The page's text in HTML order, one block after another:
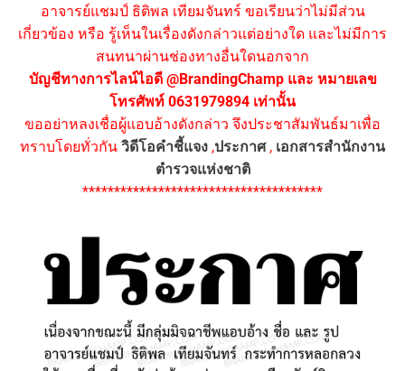
อาจารย์แชมป์ ธิติพล เทียมจันทร์ ขอเรียนว่าไม่มีส่วน
เกี่ยวข้อง หรือ รู้เห็นในเรื่องดังกล่าวแต่อย่างใด และไม่มีการ
สนทนาผ่านช่องทางอื่นใดนอกจาก
บัญชีทางการไลน์ไอดี @BrandingChamp และ หมายเลข
โทรศัพท์ 0631979894 เท่านั้น
ขออย่าหลงเชื่อผู้แอบอ้างดังกล่าว จึงประชาสัมพันธ์มาเพื่อ
ทราบโดยทั่วกัน วิดีโอคำชี้แจง ,ประกาศ, เอกสารสำนักงาน
ตำรวจแห่งชาติ
**************************************